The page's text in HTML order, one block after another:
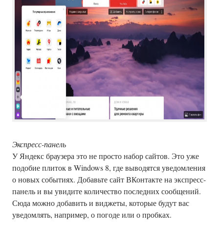
Экспресс-панель
У Яндекс браузера это не просто набор сайтов. Это уже
подобие плиток в Windows 8, где выводятся уведомления
о новых событиях. Добавьте сайт ВКонтакте на экспресс-
панель и вы увидите количество последних сообщений.
Сюда можно добавить и виджеты, которые будут вас
уведомлять, например, о погоде или о пробках.